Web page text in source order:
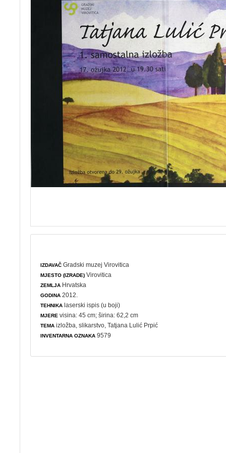
IZDAVAČ Gradski muzej Virovitica
MJESTO (IZRADE) Virovitica
ZEMLJA Hrvatska
GODINA 2012.
TEHNIKA laserski ispis (u boji)
MJERE visina: 45 cm; širina: 62,2 cm
TEMA izložba ,slikarstvo , Tatjana Lulić Prpić
INVENTARNA OZNAKA 9579